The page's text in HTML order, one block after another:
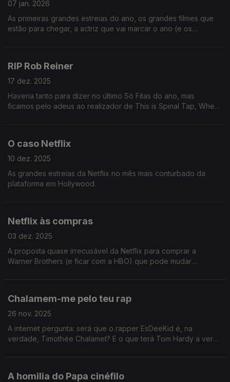
07 jan. 2026
As primeiras grandes estreias do ano, os grandes filmes que
estão para chegar, a actriz que vai marcar o ano (e os
RIP Rob Reiner
17 dez. 2025
Haveria tanto para dizer no último Só Fitas do ano, mas
ficamos pelo adeus ao realizador de This is Spinal Tap, When
O caso Netflix
10 dez. 2025
As grandes estreias da Netflix no mês mais conturbado da
plataforma em Hollywood.
Netflix às compras
03 dez. 2025
A proposta quase irrecusável da Netflix para comprar a
Warner Brothers (e ficar com a HBO) que pode mudar
Chalamem-me pelo teu rap
26 nov. 2025
A internet pergunta: será que o rapper EsDeeKid é, na
verdade, Timothée Chalamet? E o que terá Tom Hardy a ver
A homilia do Papa cinéfilo